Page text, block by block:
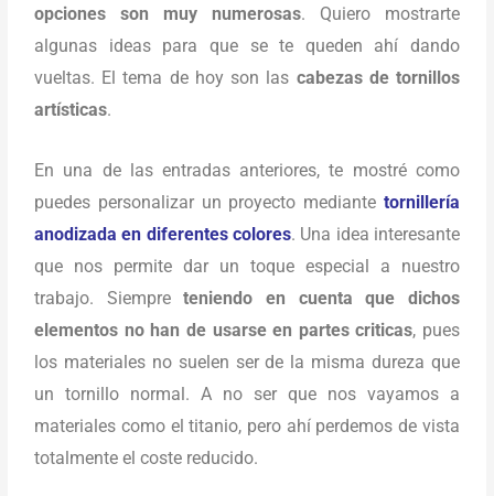
opciones son muy numerosas. Quiero mostrarte
algunas ideas para que se te queden ahí dando
vueltas. El tema de hoy son las cabezas de tornillos
artísticas.
En una de las entradas anteriores, te mostré como
puedes personalizar un proyecto mediante tornillería
anodizada en diferentes colores. Una idea interesante
que nos permite dar un toque especial a nuestro
trabajo. Siempreteniendo en cuenta que dichos
elementos no han de usarse en partes criticas, pues
los materiales no suelen ser de la misma dureza que
un tornillo normal. A no ser que nos vayamos a
materiales como el titanio, pero ahí perdemos de vista
totalmente el coste reducido.